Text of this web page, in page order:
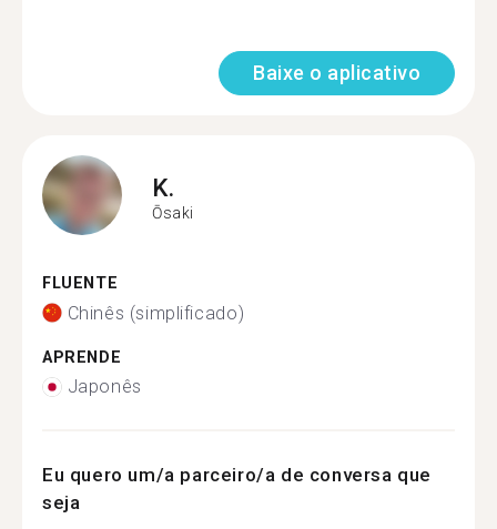
Baixe o aplicativo
K.
Ōsaki
FLUENTE
Chinês (simplificado)
APRENDE
Japonês
Eu quero um/a parceiro/a de conversa que
seja